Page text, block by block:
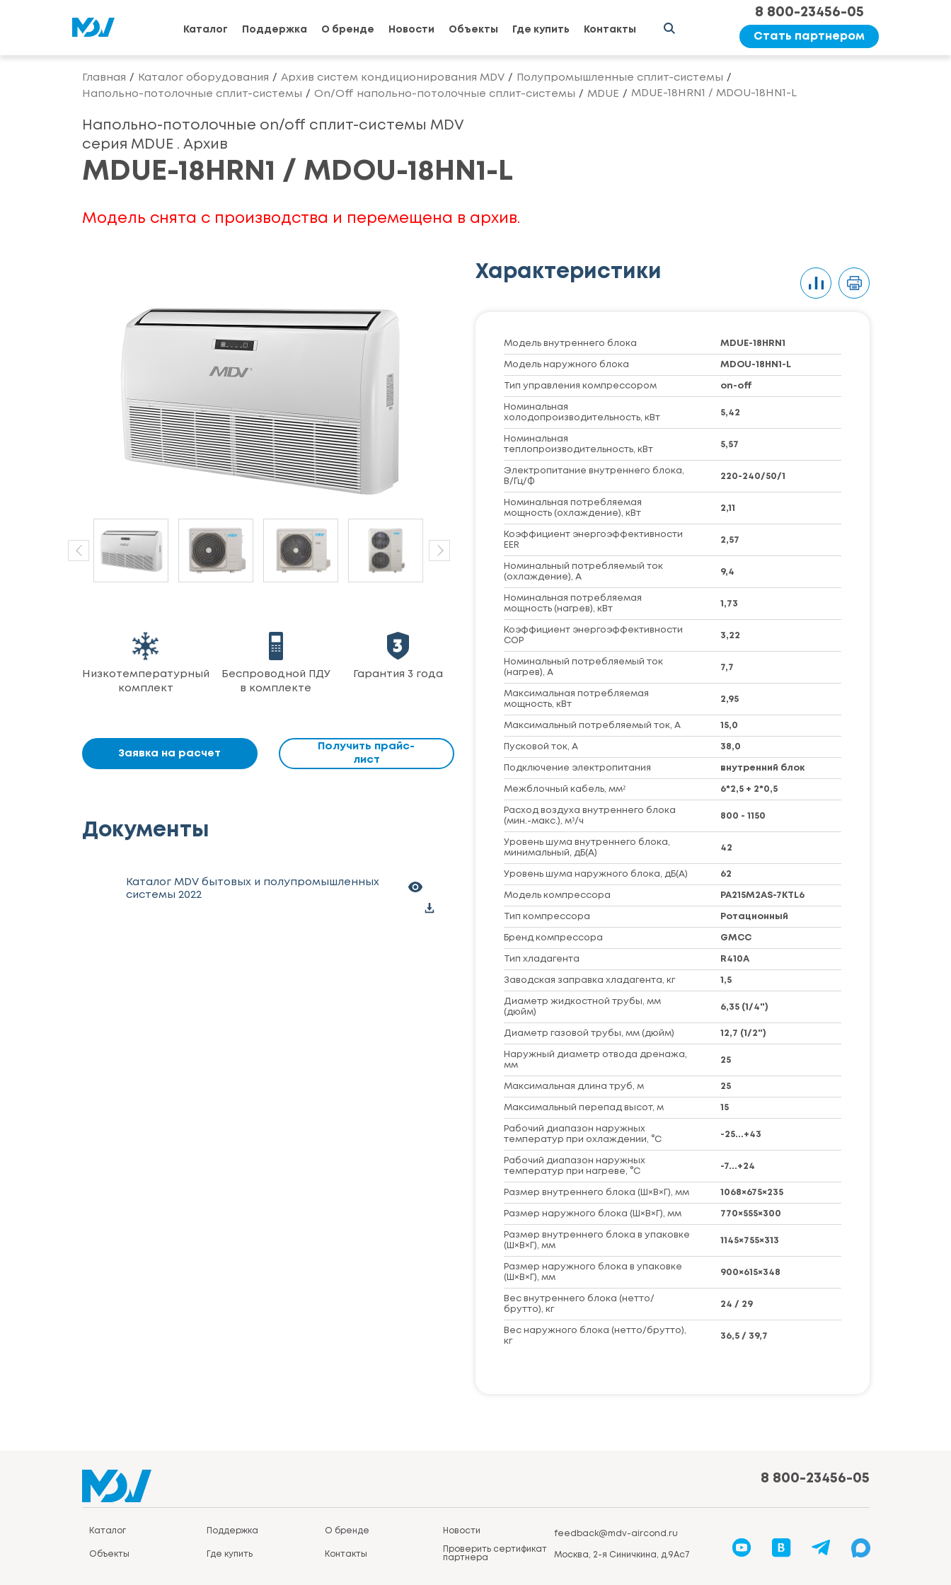
Каталог Поддержка О бренде Новости Объекты Где купить Контакты
8 800-23456-05
Стать партнером
Главная Каталог оборудования Архив систем кондиционирования MDV
Полупромышленные сплит-системы
Напольно-потолочные сплит-системы
On/Off напольно-потолочные сплит-системы MDUE MDUE-18HRN1 / MDOU-18HN1-L
Напольно-потолочные on/off сплит-системы MDV
серия MDUE . Архив
MDUE-18HRN1 / MDOU-18HN1-L
Модель снята с производства и перемещена в архив.
Низкотемпературный
комплект
Беспроводной ПДУ
в комплекте
Гарантия 3 года
Заявка на расчет
Получить прайс-
лист
Характеристики
Модель внутреннего блока MDUE-18HRN1
Модель наружного блока MDOU-18HN1-L
Тип управления компрессором on-off
Номинальная
холодопроизводительность, кВт
5,42
Номинальная
теплопроизводительность, кВт
5,57
Электропитание внутреннего блока,
В/Гц/Ф
220-240/50/1
Номинальная потребляемая
мощность (охлаждение), кВт
2,11
Коэффициент энергоэффективности
EER
2,57
Номинальный потребляемый ток
(охлаждение), А
9,4
Номинальная потребляемая
мощность (нагрев), кВт
1,73
Коэффициент энергоэффективности
COP
3,22
Номинальный потребляемый ток
(нагрев), А
7,7
Максимальная потребляемая
мощность, кВт
2,95
Максимальный потребляемый ток, А 15,0
Пусковой ток, А 38,0
Подключение электропитания внутренний блок
Межблочный кабель, мм² 6*2,5 + 2*0,5
Расход воздуха внутреннего блока
(мин.-макс.), м³/ч
800 - 1150
Уровень шума внутреннего блока,
минимальный, дБ(А)
42
Уровень шума наружного блока, дБ(А) 62
Модель компрессора PA215M2AS-7KTL6
Тип компрессора Ротационный
Бренд компрессора GMCC
Тип хладагента R410A
Заводская заправка хладагента, кг 1,5
Диаметр жидкостной трубы, мм
(дюйм)
6,35 (1/4")
Диаметр газовой трубы, мм (дюйм) 12,7 (1/2")
Наружный диаметр отвода дренажа,
мм
25
Максимальная длина труб, м 25
Максимальный перепад высот, м 15
Рабочий диапазон наружных
температур при охлаждении, °C
-25...+43
Рабочий диапазон наружных
температур при нагреве, °C
-7...+24
Размер внутреннего блока (Ш×В×Г), мм 1068×675×235
Размер наружного блока (Ш×В×Г), мм 770×555×300
Размер внутреннего блока в упаковке
(Ш×В×Г), мм
1145×755×313
Размер наружного блока в упаковке
(Ш×В×Г), мм
900×615×348
Вес внутреннего блока (нетто/
брутто), кг
24 / 29
Вес наружного блока (нетто/брутто),
кг
36,5 / 39,7
Документы
Каталог MDV бытовых и полупромышленных
системы 2022
8 800-23456-05
Каталог Поддержка О бренде Новости
Объекты Где купить Контакты
Проверить сертификат
партнера
feedback@mdv-aircond.ru
Москва, 2-я Синичкина, д.9Ас7